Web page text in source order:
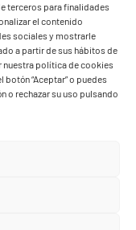
terceros para finalidades
el contenido
sociales y mostrarle
a partir de sus hábitos de
nuestra política de cookies
“Aceptar” o puedes
o rechazar su uso pulsando
- Todos los